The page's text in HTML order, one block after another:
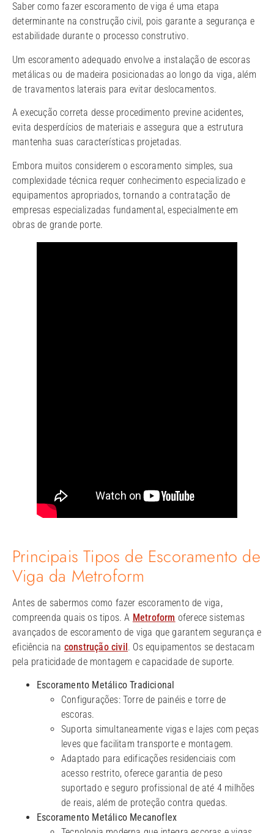
Saber como fazer escoramento de viga é uma etapa
determinante na construção civil, pois garante a segurança e
estabilidade durante o processo construtivo.
Um escoramento adequado envolve a instalação de escoras
metálicas ou de madeira posicionadas ao longo da viga, além
de travamentos laterais para evitar deslocamentos.
A execução correta desse procedimento previne acidentes,
evita desperdícios de materiais e assegura que a estrutura
mantenha suas características projetadas.
Embora muitos considerem o escoramento simples, sua
complexidade técnica requer conhecimento especializado e
equipamentos apropriados, tornando a contratação de
empresas especializadas fundamental, especialmente em
obras de grande porte.
Principais Tipos de Escoramento de
Viga da Metroform
Antes de sabermos como fazer escoramento de viga​,
compreenda quais os tipos. A Metroform oferece sistemas
avançados de escoramento de viga que garantem segurança e
eficiência na construção civil. Os equipamentos se destacam
pela praticidade de montagem e capacidade de suporte.
Escoramento Metálico Tradicional
Configurações: Torre de painéis e torre de
escoras.
Suporta simultaneamente vigas e lajes com peças
leves que facilitam transporte e montagem.
Adaptado para edificações residenciais com
acesso restrito, oferece garantia de peso
suportado e seguro profissional de até 4 milhões
de reais, além de proteção contra quedas.
Escoramento Metálico Mecanoflex